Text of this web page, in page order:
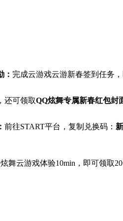
： 完成云游戏云游新春签到任务
还可领取QQ炫舞专属新春红包封
前往START平台，复制兑换码：
舞云游戏体验10min，即可领取